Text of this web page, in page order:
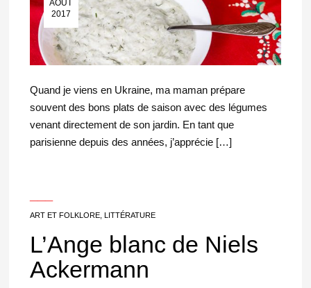
AOÛT
2017
Quand je viens en Ukraine, ma maman prépare
souvent des bons plats de saison avec des légumes
venant directement de son jardin. En tant que
parisienne depuis des années, j’apprécie […]
ART ET FOLKLORE, LITTÉRATURE
L’Ange blanc de Niels
Ackermann